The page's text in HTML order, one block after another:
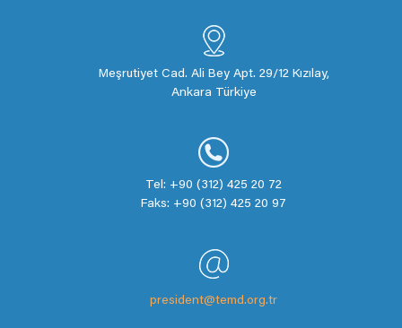
Meşrutiyet Cad. Ali Bey Apt. 29/12 Kızılay,
Ankara Türkiye
Tel: +90 (312) 425 20 72
Faks: +90 (312) 425 20 97
president@temd.org.tr